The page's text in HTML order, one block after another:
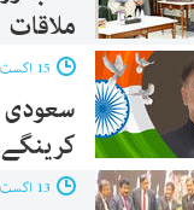
ملاقات
سعودی